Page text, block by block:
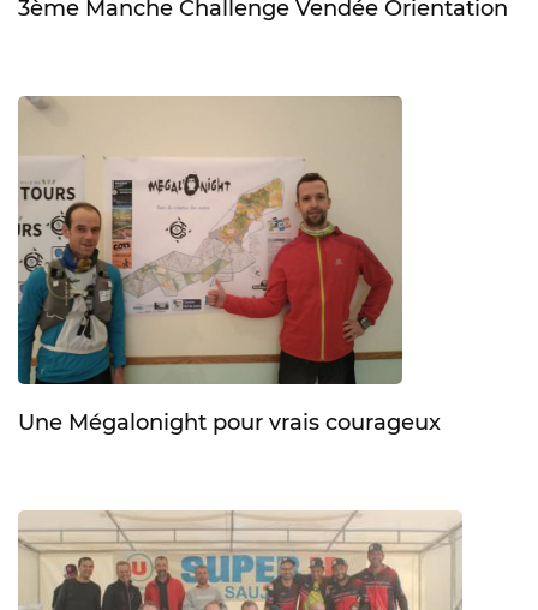
3ème Manche Challenge Vendée Orientation
Une Mégalonight pour vrais courageux